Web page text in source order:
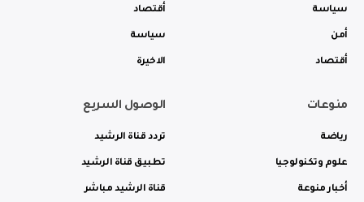
سياسة
أمن
أقتصاد
أقتصاد
سياسة
الاخيرة
منوعات
رياضة
علوم وتكنولوجيا
أخبار منوعة
الوصول السريع
تردد قناة الرشيد
تطبيق قناة الرشيد
قناة الرشيد مباشر